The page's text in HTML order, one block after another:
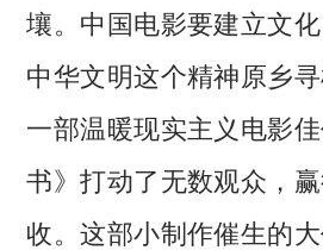
壤。中国电影要建立文
中华文明这个精神原乡
一部温暖现实主义电影
书》打动了无数观众，
收。这部小制作催生的